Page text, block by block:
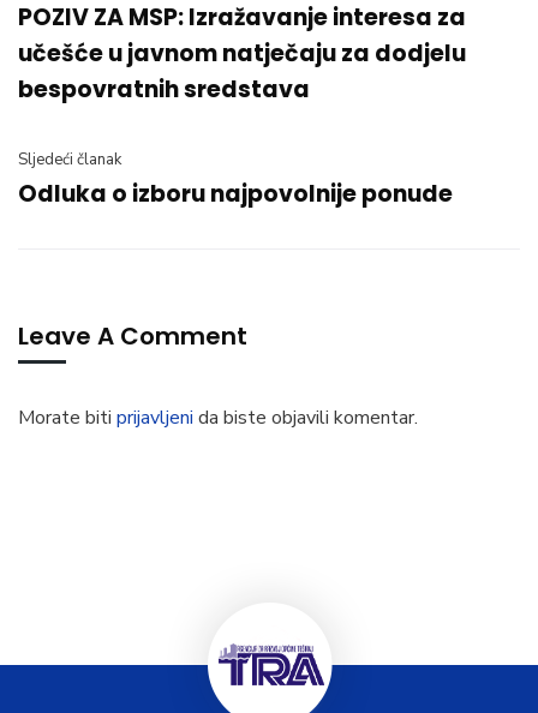
POZIV ZA MSP: Izražavanje interesa za
učešće u javnom natječaju za dodjelu
bespovratnih sredstava
Sljedeći članak
Odluka o izboru najpovolnije ponude
Leave A Comment
Morate biti prijavljeni da biste objavili komentar.